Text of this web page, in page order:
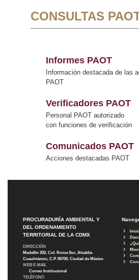
CONSULTAS
Informes PAOT
Información destacada de las
PAOT
Verificadores PAOT
Personal PAOT autorizado
con funciones de verificación
Comunicados PAOT
Acciones destacadas PAOT
PROCURADURÍA AMBIENTAL Y
DEL ORDENAMIENTO
TERRITORIAL DE LA CDMX
DIRECCIÓN
Medellín 202, Col. Roma Sur, Alcaldía
Cuauhtémoc, C.P. 06700, Ciudad de México
WEB E-MAIL
Correo Institucional
TELÉFONO